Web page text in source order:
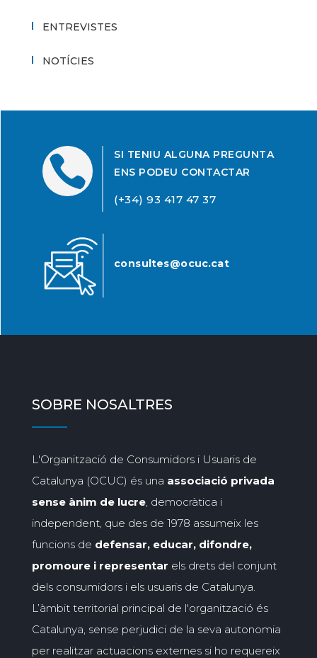
ENTREVISTES
NOTÍCIES

SI TENIU ALGUNA PREGUNTA
ENS PODEU CONTACTAR
(+34) 93 417 47 37
consultes@ocuc.cat
SOBRE NOSALTRES
L'Organització de Consumidors i Usuaris de
Catalunya (OCUC) és una associació privada
sense ànim de lucre, democràtica i
independent, que des de 1978 assumeix les
funcions de defensar, educar, difondre,
promoure i representar els drets del conjunt
dels consumidors i els usuaris de Catalunya.
L’àmbit territorial principal de l'organització és
Catalunya, sense perjudici de la seva autonomia
per realitzar actuacions externes si ho requereix